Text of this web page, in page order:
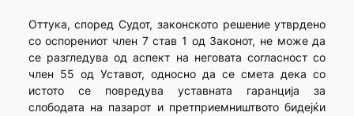
Оттука, според Судот, законското решение утврдено
со оспорениот член 7 став 1 од Законот, не може да
се разгледува од аспект на неговата согласност со
член 55 од Уставот, односно да се смета дека со
истото се повредува уставната гаранција за
слободата на пазарот и претприемништвото бидејќи